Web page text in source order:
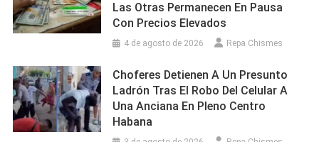
Las Otras Permanecen En Pausa
Con Precios Elevados
4 de agosto de 2026 Repa Chismes
Choferes Detienen A Un Presunto
Ladrón Tras El Robo Del Celular A
Una Anciana En Pleno Centro
Habana